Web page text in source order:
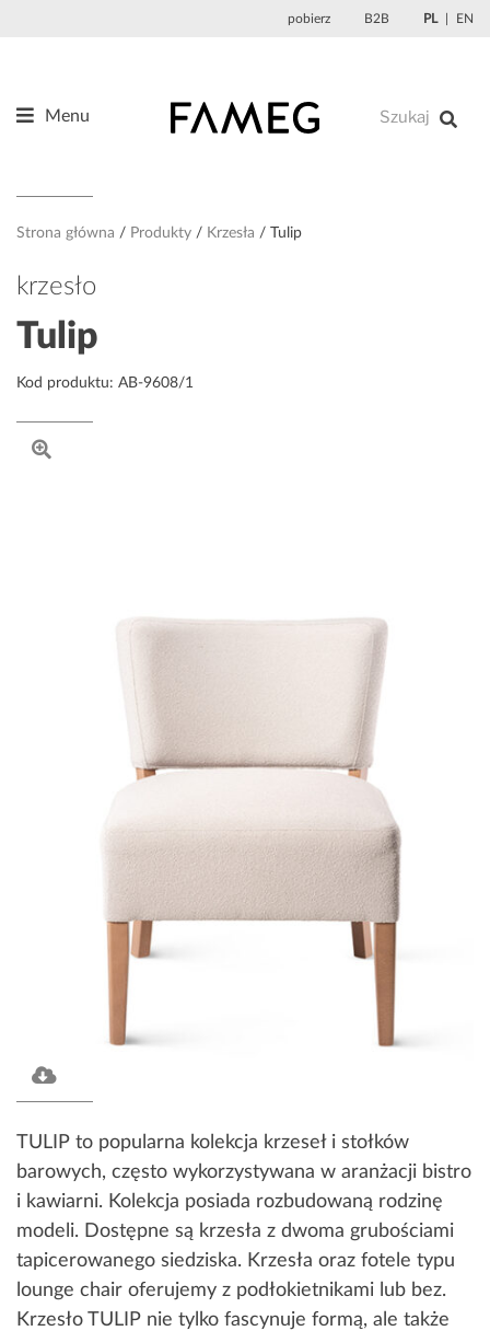
pobierz B2B PL EN
Menu
O nas
Projektanci
Referencje
Kontakt
Sklep
Strona główna Produkty Krzesła Tulip
krzesło
Tulip
Kod produktu: AB-9608/1
TULIP to popularna kolekcja krzeseł i stołków
barowych, często wykorzystywana w aranżacji bistro
i kawiarni. Kolekcja posiada rozbudowaną rodzinę
modeli. Dostępne są krzesła z dwoma grubościami
tapicerowanego siedziska. Krzesła oraz fotele typu
lounge chair oferujemy z podłokietnikami lub bez.
Krzesło TULIP nie tylko fascynuje formą, ale także